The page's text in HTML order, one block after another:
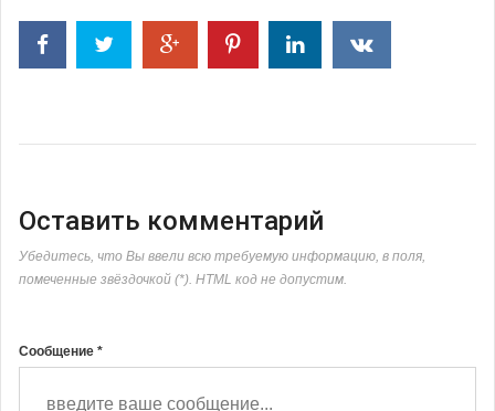
Оставить комментарий
Убедитесь, что Вы ввели всю требуемую информацию, в поля,
помеченные звёздочкой (*). HTML код не допустим.
Сообщение *